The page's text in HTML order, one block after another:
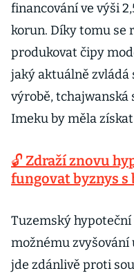
financování ve výši
korun. Díky tomu se
produkovat čipy
jaký aktuálně zvládá
výrobě, tchajwanská
Imeku by měla
🔓 Zdraží znovu
fungovat byznys
Tuzemský
možnému zvyšování
jde zdánlivě proti